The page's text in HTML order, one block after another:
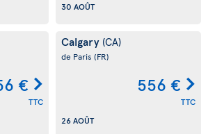
30 AOÛT
€
TTC
Calgary (CA)
de Paris (FR)
556 €
TTC
26 AOÛT